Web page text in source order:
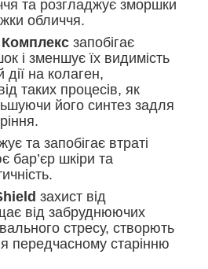
та розгладжує зморшки
обличчя.
запобігає
і зменшує їх видимість
дії на колаген,
таких процесів, як
його синтез задля
та запобігає втраті
бар’єр шкіри та
захист від
від забруднюючих
стресу, створють
передчасному старінню